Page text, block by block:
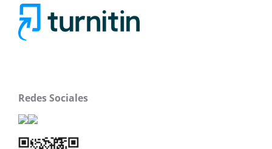
Redes Sociales